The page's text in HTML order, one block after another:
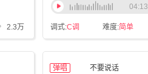
2.3万 调式:C调 难度:简单
04:13
弹唱 不要说话